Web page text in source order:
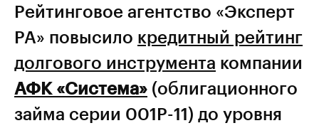
Рейтинговое агентство «Эксперт
РА» повысило кредитный рейтинг
долгового инструмента компании
АФК «Система» (облигационного
займа серии 001Р-11) до уровня